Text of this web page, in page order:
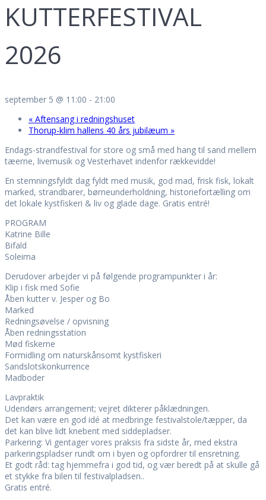
KUTTERFESTIVAL
2026
september 5 @ 11:00 - 21:00
« Aftensang i redningshuset
Thorup-klim hallens 40 års jubilæum »
Endags-strandfestival for store og små med hang til sand mellem
tæerne, livemusik og Vesterhavet indenfor rækkevidde!
En stemningsfyldt dag fyldt med musik, god mad, frisk fisk, lokalt
marked, strandbarer, børneunderholdning, historiefortælling om
det lokale kystfiskeri & liv og glade dage. Gratis entré!
PROGRAM
Katrine Bille
Bifald
Soleima
Derudover arbejder vi på følgende programpunkter i år:
Klip i fisk med Sofie
Åben kutter v. Jesper og Bo
Marked
Redningsøvelse / opvisning
Åben redningsstation
Mød fiskerne
Formidling om naturskånsomt kystfiskeri
Sandslotskonkurrence
Madboder
Lavpraktik
Udendørs arrangement; vejret dikterer påklædningen.
Det kan være en god idé at medbringe festivalstole/tæpper, da
det kan blive lidt knebent med siddepladser.
Parkering: Vi gentager vores praksis fra sidste år, med ekstra
parkeringspladser rundt om i byen og opfordrer til ensretning.
Et godt råd: tag hjemmefra i god tid, og vær beredt på at skulle gå
et stykke fra bilen til festivalpladsen..
Gratis entré.